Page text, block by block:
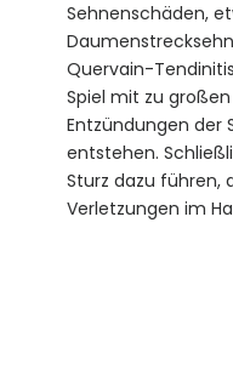
Sehnenschäden,
Quervain-
Spiel mit zu
Entzündungen der
entstehen.
Sturz dazu führen,
Verletzungen im